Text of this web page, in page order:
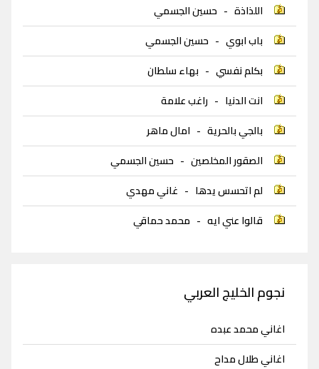
اللذاذة - حسين الجسمي
باب ابوي - حسين الجسمي
بكلم نفسي - بهاء سلطان
انت الدنيا - راغب علامة
بالجي بالحرية - امال ماهر
الصقور المخلصين - حسين الجسمي
لم اتحسس يدها - غاني مهدي
قالوا عني ايه - محمد حماقي
نجوم الخليج العربي
اغاني محمد عبده
اغاني طلال مداح